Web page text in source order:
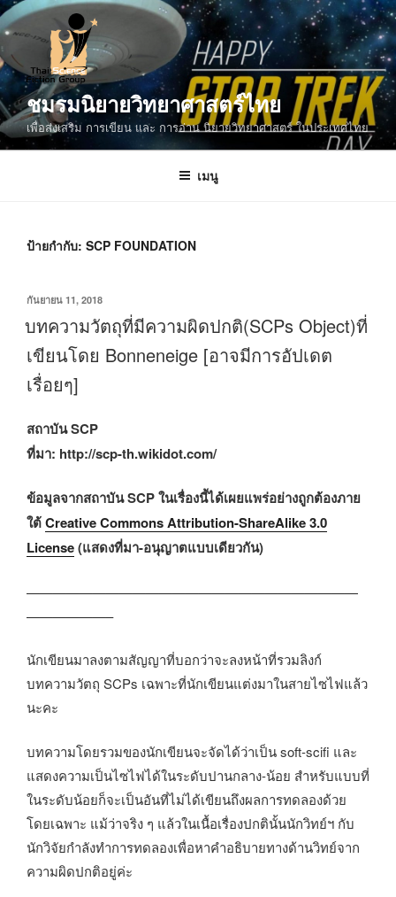
ข้าม
ไป
ยัง
บทความ
ชมรมนิยายวิทยาศาสตร์ไทย
เพื่อส่งเสริม การเขียน และ การอ่าน นิยายวิทยาศาสตร์ ในประเทศไทย
เมนู
ป้ายกำกับ: SCP FOUNDATION
เขียน
ที่
กันยายน 11, 2018
บทความวัตถุที่มีความผิดปกติ(SCPs Object)ที่
เขียนโดย Bonneneige [อาจมีการอัปเดต
เรื่อยๆ]
สถาบัน SCP
ที่มา: http://scp-th.wikidot.com/
ข้อมูลจากสถาบัน SCP ในเรื่องนี้ได้เผยแพร่อย่างถูกต้องภาย
ใต้Creative Commons Attribution-ShareAlike 3.0
License(แสดงที่มา-อนุญาตแบบเดียวกัน)
—————————————————————————
——————–
นักเขียนมาลงตามสัญญาที่บอกว่าจะลงหน้าที่รวมลิงก์
บทความวัตถุ SCPs เฉพาะที่นักเขียนแต่งมาในสายไซไฟแล้ว
นะคะ
บทความโดยรวมของนักเขียนจะจัดได้ว่าเป็น soft-scifi และ
แสดงความเป็นไซไฟได้ในระดับปานกลาง-น้อย สำหรับแบบที่
ในระดับน้อยก็จะเป็นอันที่ไม่ได้เขียนถึงผลการทดลองด้วย
โดยเฉพาะ แม้ว่าจริง ๆ แล้วในเนื้อเรื่องปกตินั้นนักวิทย์ฯ กับ
นักวิจัยกำลังทำการทดลองเพื่อหาคำอธิบายทางด้านวิทย์จาก
ความผิดปกติอยู่ค่ะ